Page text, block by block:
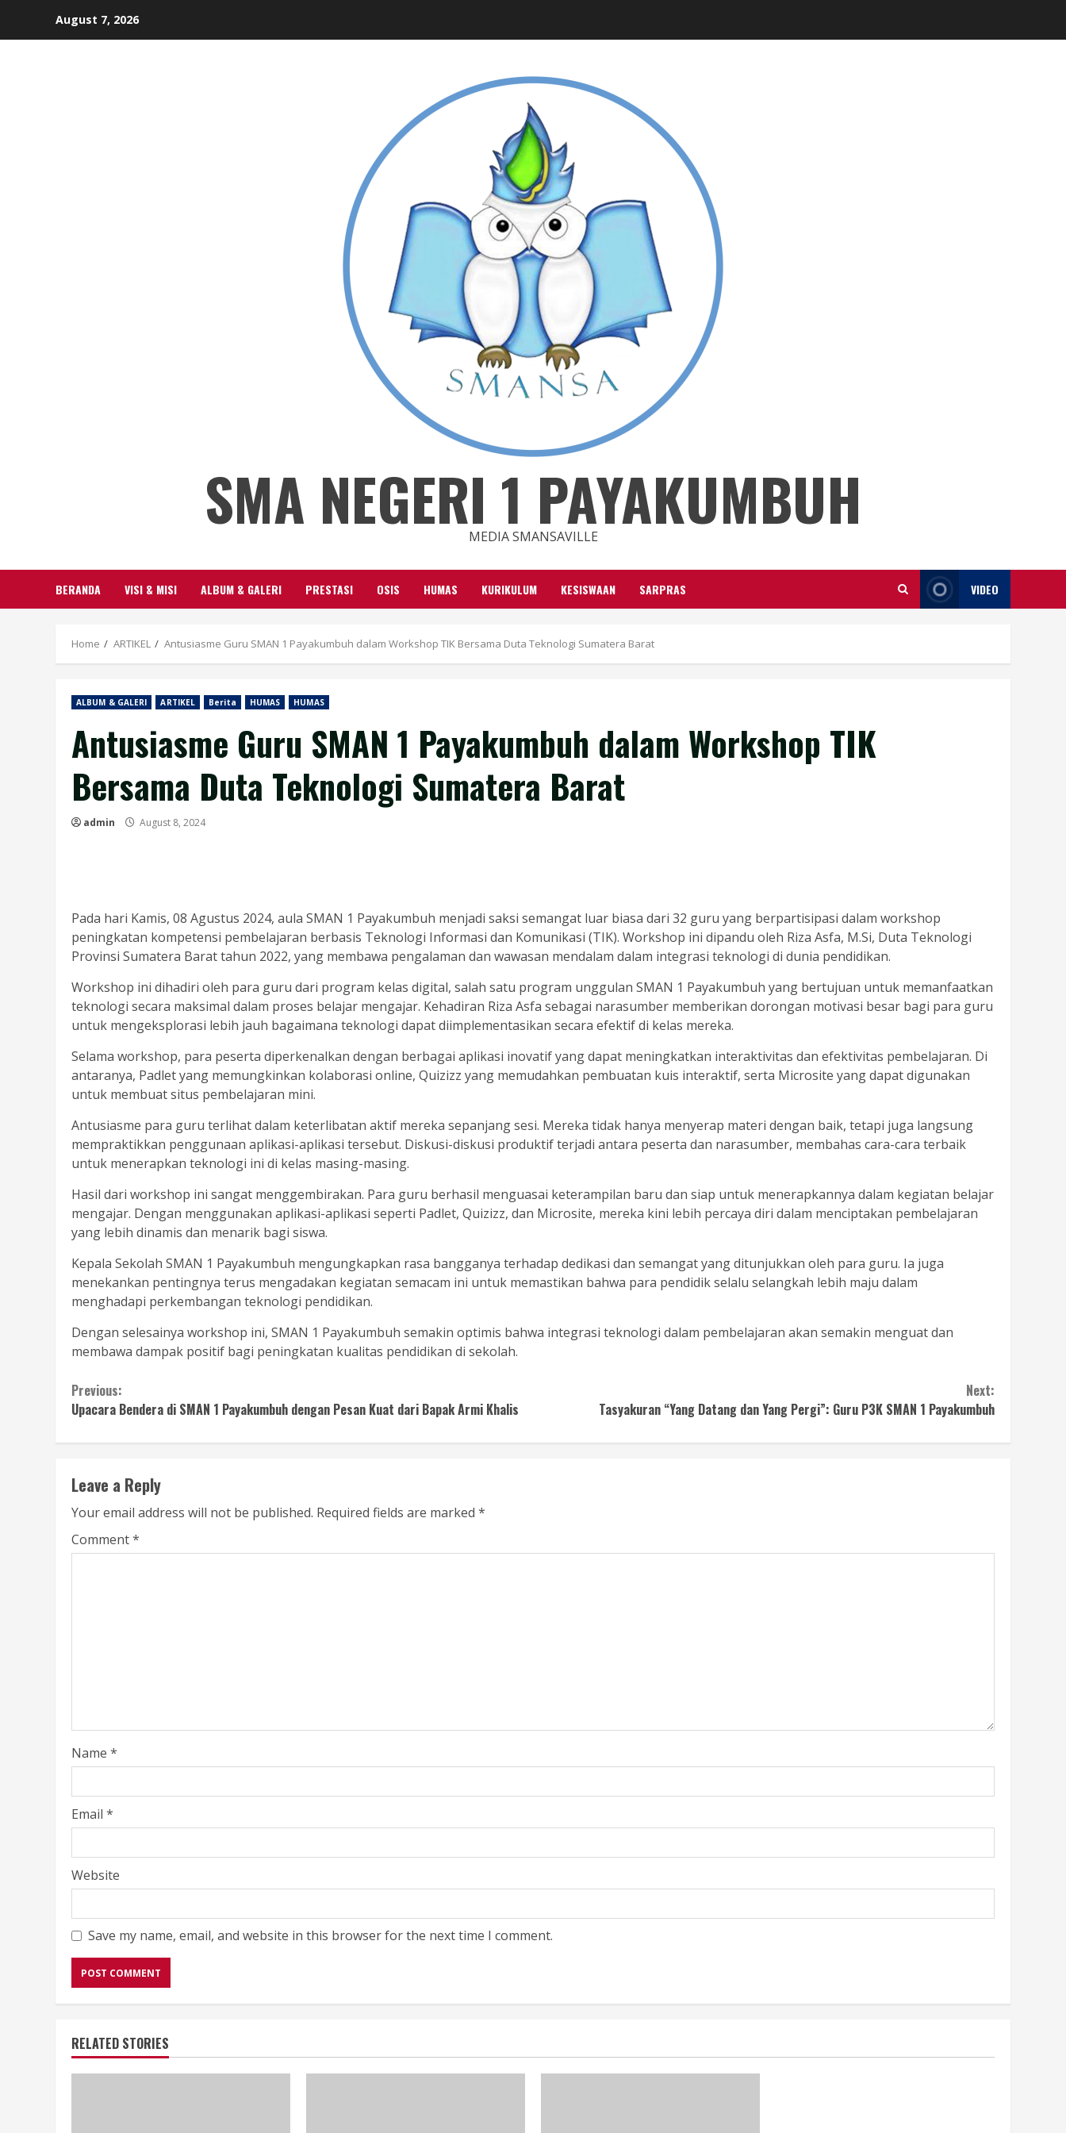
August 7, 2026
SMA NEGERI 1 PAYAKUMBUH
MEDIA SMANSAVILLE
BERANDA VISI & MISI ALBUM & GALERI PRESTASI OSIS HUMAS KURIKULUM KESISWAAN SARPRAS VIDEO
Home ARTIKEL Antusiasme Guru SMAN 1 Payakumbuh dalam Workshop TIK Bersama Duta Teknologi Sumatera Barat
ALBUM & GALERI ARTIKEL Berita HUMAS HUMAS
Antusiasme Guru SMAN 1 Payakumbuh dalam Workshop TIK
Bersama Duta Teknologi Sumatera Barat
admin August 8, 2024
Pada hari Kamis, 08 Agustus 2024, aula SMAN 1 Payakumbuh menjadi saksi semangat luar biasa dari 32 guru yang berpartisipasi dalam workshop
peningkatan kompetensi pembelajaran berbasis Teknologi Informasi dan Komunikasi (TIK). Workshop ini dipandu oleh Riza Asfa, M.Si, Duta Teknologi
Provinsi Sumatera Barat tahun 2022, yang membawa pengalaman dan wawasan mendalam dalam integrasi teknologi di dunia pendidikan.
Workshop ini dihadiri oleh para guru dari program kelas digital, salah satu program unggulan SMAN 1 Payakumbuh yang bertujuan untuk memanfaatkan
teknologi secara maksimal dalam proses belajar mengajar. Kehadiran Riza Asfa sebagai narasumber memberikan dorongan motivasi besar bagi para guru
untuk mengeksplorasi lebih jauh bagaimana teknologi dapat diimplementasikan secara efektif di kelas mereka.
Selama workshop, para peserta diperkenalkan dengan berbagai aplikasi inovatif yang dapat meningkatkan interaktivitas dan efektivitas pembelajaran. Di
antaranya, Padlet yang memungkinkan kolaborasi online, Quizizz yang memudahkan pembuatan kuis interaktif, serta Microsite yang dapat digunakan
untuk membuat situs pembelajaran mini.
Antusiasme para guru terlihat dalam keterlibatan aktif mereka sepanjang sesi. Mereka tidak hanya menyerap materi dengan baik, tetapi juga langsung
mempraktikkan penggunaan aplikasi-aplikasi tersebut. Diskusi-diskusi produktif terjadi antara peserta dan narasumber, membahas cara-cara terbaik
untuk menerapkan teknologi ini di kelas masing-masing.
Hasil dari workshop ini sangat menggembirakan. Para guru berhasil menguasai keterampilan baru dan siap untuk menerapkannya dalam kegiatan belajar
mengajar. Dengan menggunakan aplikasi-aplikasi seperti Padlet, Quizizz, dan Microsite, mereka kini lebih percaya diri dalam menciptakan pembelajaran
yang lebih dinamis dan menarik bagi siswa.
Kepala Sekolah SMAN 1 Payakumbuh mengungkapkan rasa bangganya terhadap dedikasi dan semangat yang ditunjukkan oleh para guru. Ia juga
menekankan pentingnya terus mengadakan kegiatan semacam ini untuk memastikan bahwa para pendidik selalu selangkah lebih maju dalam
menghadapi perkembangan teknologi pendidikan.
Dengan selesainya workshop ini, SMAN 1 Payakumbuh semakin optimis bahwa integrasi teknologi dalam pembelajaran akan semakin menguat dan
membawa dampak positif bagi peningkatan kualitas pendidikan di sekolah.
Continue
Reading
Previous:
Upacara Bendera di SMAN 1 Payakumbuh dengan Pesan Kuat dari Bapak Armi Khalis
Next:
Tasyakuran “Yang Datang dan Yang Pergi”: Guru P3K SMAN 1 Payakumbuh
Leave a Reply
Your email address will not be published. Required fields are marked *
Comment*
Name *
Email *
Website
Save my name, email, and website in this browser for the next time I comment.
RELATED STORIES